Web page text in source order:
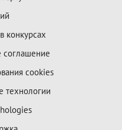
конкурсах
соглашение
cookies
технологии